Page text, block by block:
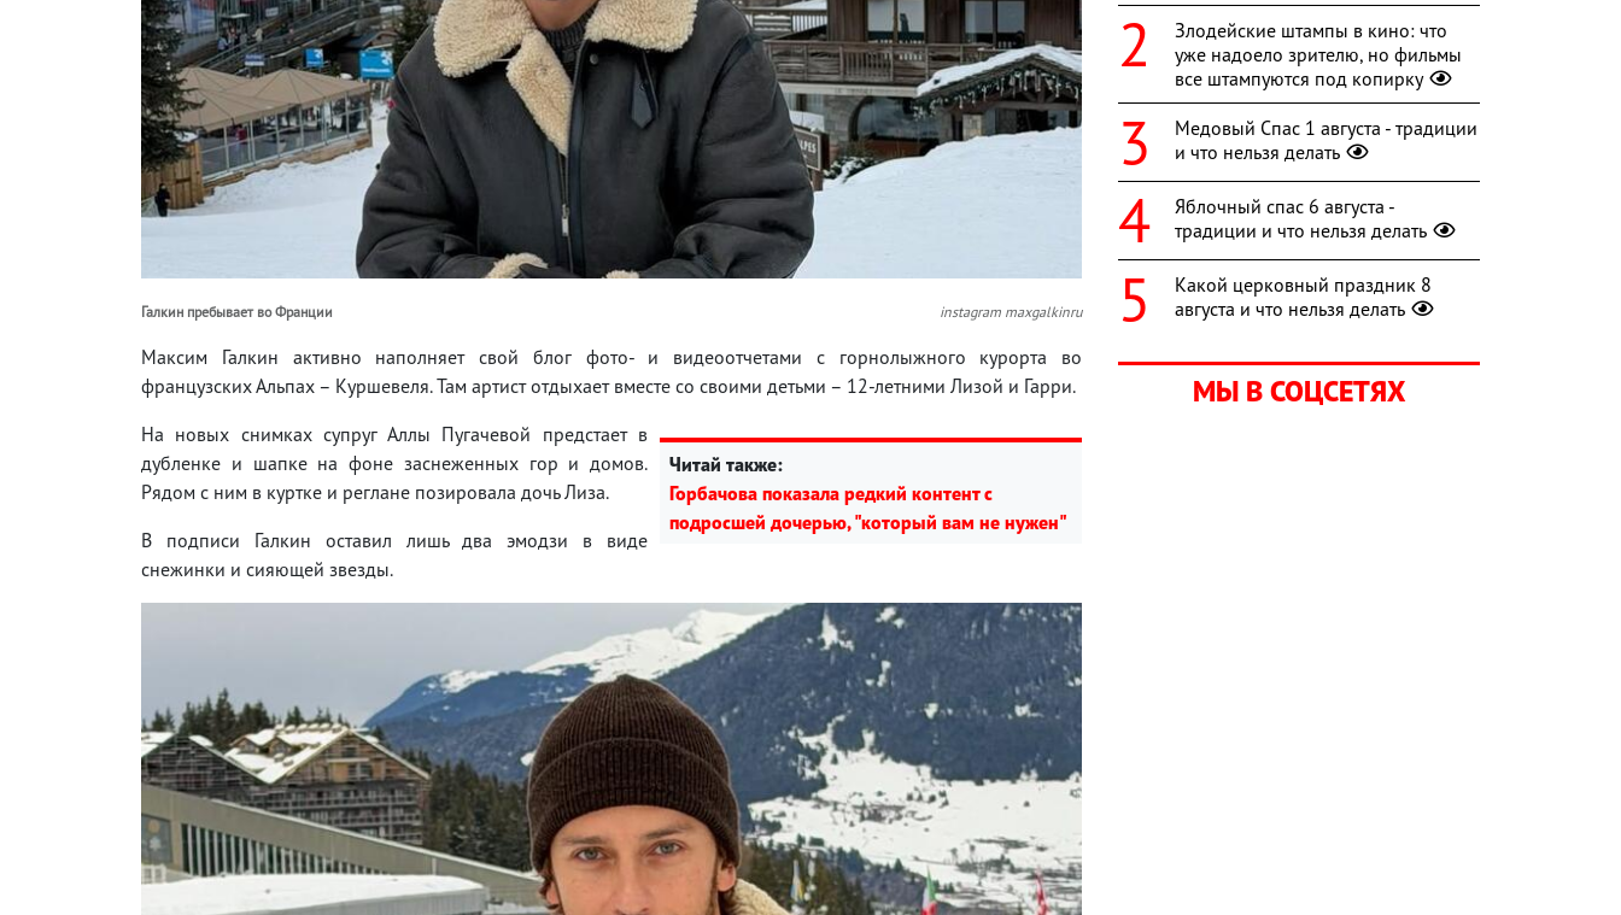
Галкин пребывает во Франции instagram maxgalkinru
Максим Галкин активно наполняет свой блог фото- и видеоотчетами с горнолыжного курорта во
французских Альпах – Куршевеля. Там артист отдыхает вместе со своими детьми – 12-летними Лизой и Гарри.
Читай также:
Горбачова показала редкий контент с
подросшей дочерью, "который вам не нужен"
На новых снимках супруг Аллы Пугачевой предстает в
дубленке и шапке на фоне заснеженных гор и домов.
Рядом с ним в куртке и реглане позировала дочь Лиза.
В подписи Галкин оставил лишь два эмодзи в виде
снежинки и сияющей звезды.
Злодейские штампы в кино: что
уже надоело зрителю, но фильмы
все штампуются под копирку
Медовый Спас 1 августа - традиции
и что нельзя делать
Яблочный спас 6 августа -
традиции и что нельзя делать
Какой церковный праздник 8
августа и что нельзя делать
МЫ В СОЦСЕТЯХ